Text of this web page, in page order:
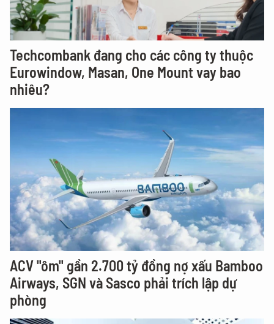
Techcombank đang cho các công ty thuộc
Eurowindow, Masan, One Mount vay bao
nhiêu?
ACV "ôm" gần 2.700 tỷ đồng nợ xấu Bamboo
Airways, SGN và Sasco phải trích lập dự
phòng